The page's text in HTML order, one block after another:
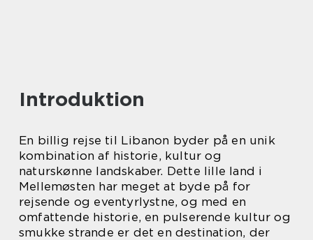
Introduktion
En billig rejse til Libanon byder på en unik
kombination af historie, kultur og
naturskønne landskaber. Dette lille land i
Mellemøsten har meget at byde på for
rejsende og eventyrlystne, og med en
omfattende historie, en pulserende kultur og
smukke strande er det en destination, der